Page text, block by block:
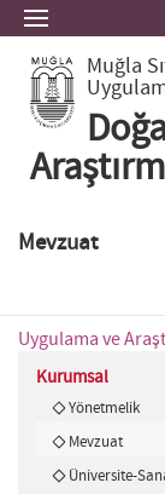
Muğla
Mevzuat
Uygulama ve
Kurumsal
Yönetmelik
Mevzuat
Üniversite-